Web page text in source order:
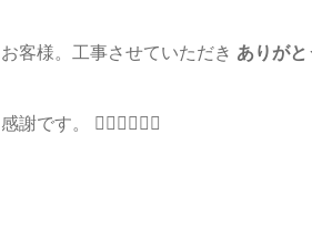
お客様。工事させていただき ありが
感謝です。 🙇‍♂️🙇‍♂️🙇‍♂️